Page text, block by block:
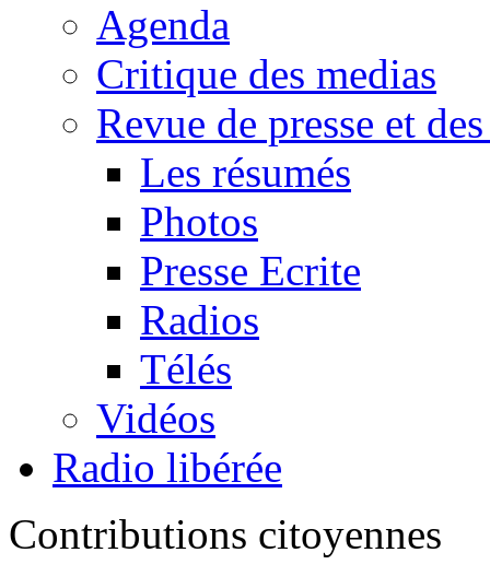
Agenda
Critique des medias
Revue de presse et
Les résumés
Photos
Presse Ecrite
Radios
Télés
Vidéos
Radio libérée
Contributions citoyennes